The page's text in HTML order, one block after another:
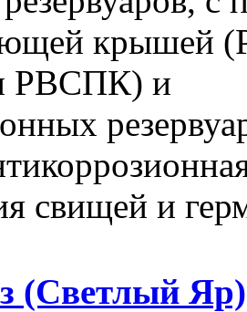
крышей
РВСПК) и
свищей и
(Светлый Яр)